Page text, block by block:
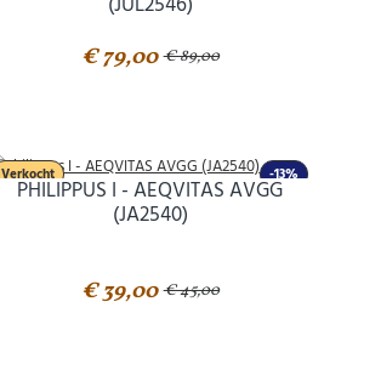
€ 79,00 € 89,00
-13%
Verkocht
PHILIPPUS I - AEQVITAS AVGG
(JA2540)
€ 39,00 € 45,00